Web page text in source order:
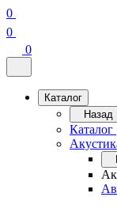
0
0
0
Каталог
Назад
Каталог